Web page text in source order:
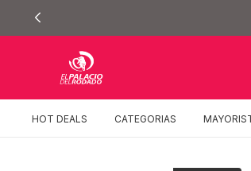
HOT DEALS CATEGORIAS